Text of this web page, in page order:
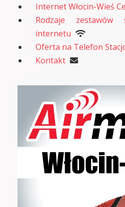
Internet Włocin-Wieś
Rodzaje zestawów
internetu
Oferta na Telefon
Kontakt